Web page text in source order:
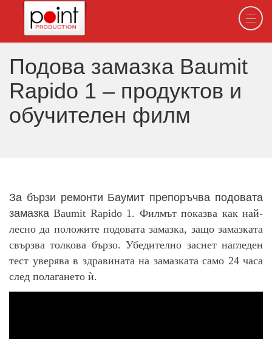
Подова замазка Baumit
Rapido 1 – продуктов и
обучителен филм
За бързи ремонти Баумит препоръчва подовата
замазкаBaumit Rapido 1. Филмът показва как най-
лесно да положите подовата замазка, защо замазката
свързва толкова бързо. Убедително заснет нагледен
тест уверява в здравината на замазката само 24 часа
след полагането ѝ.